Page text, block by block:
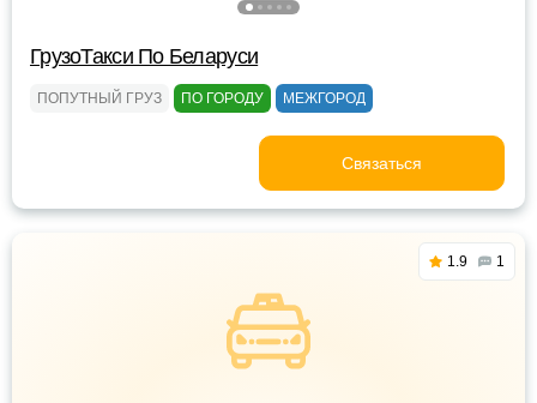
ГрузоТакси По Беларуси
ПОПУТНЫЙ ГРУЗ ПО ГОРОДУ МЕЖГОРОД
Связаться
1.9 1